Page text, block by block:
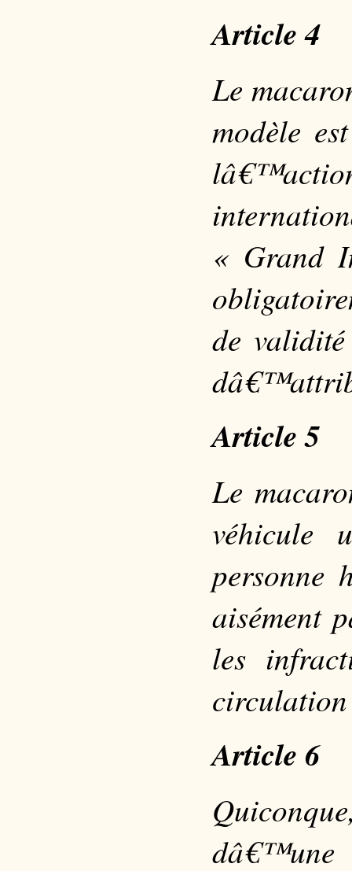
Article 4
Le
modèle
« Grand
de
Article 5
Le
véhicule
personne
aisément
les
circulation
Article 6
dâ€™une